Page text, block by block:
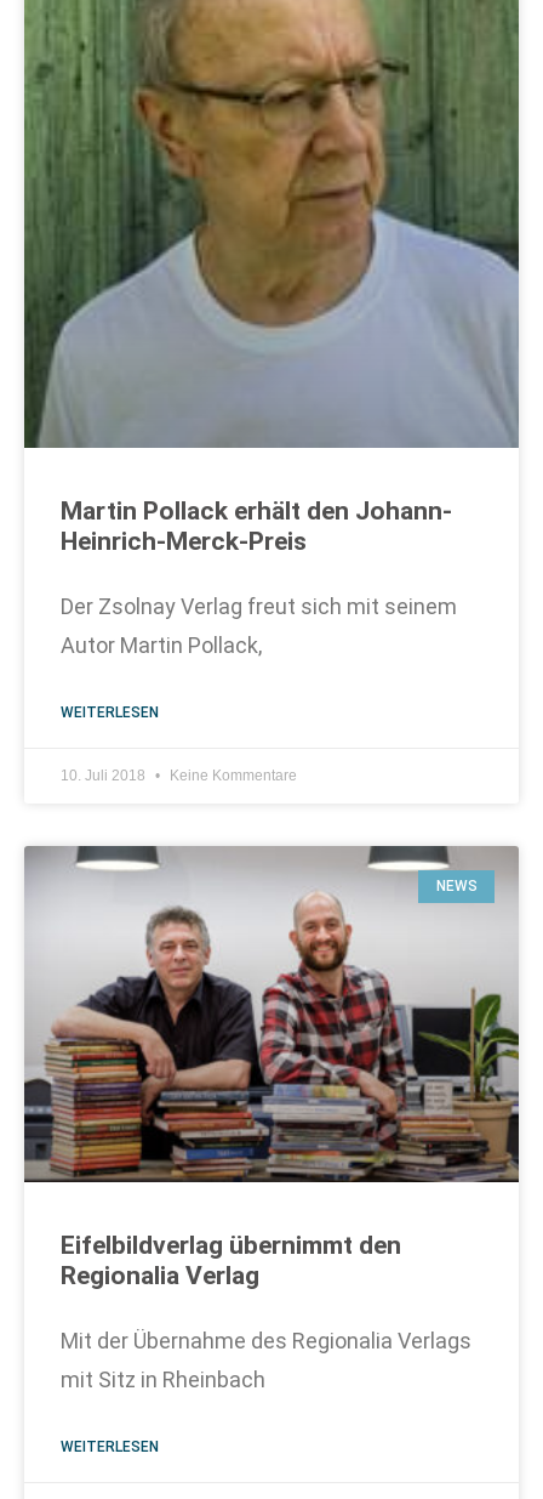
Martin Pollack erhält den Johann-
Heinrich-Merck-Preis
Der Zsolnay Verlag freut sich mit seinem
Autor Martin Pollack,
WEITERLESEN
10. Juli 2018 Keine Kommentare
NEWS
Eifelbildverlag übernimmt den
Regionalia Verlag
Mit der Übernahme des Regionalia Verlags
mit Sitz in Rheinbach
WEITERLESEN